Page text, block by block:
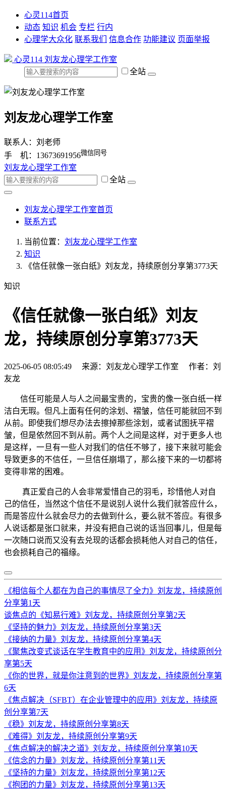
心灵114首页
动态 知识 机会 专栏 行内
心理学大众化 联系我们 信息合作 功能建议 页面举报
心灵114 刘友龙心理学工作室
全站
刘友龙心理学工作室
联系人：刘老师
手 机：13673691956微信同号
刘友龙心理学工作室
全站
刘友龙心理学工作室首页
联系方式
当前位置： 刘友龙心理学工作室
知识
《信任就像一张白纸》刘友龙，持续原创分享第3773天
知识
《信任就像一张白纸》刘友
龙，持续原创分享第3773天
2025-06-05 08:05:49 来源：刘友龙心理学工作室 作者：刘
友龙
信任可能是人与人之间最宝贵的，宝贵的像一张白纸一样
洁白无瑕。但凡上面有任何的涂划、褶皱，信任可能就回不到
从前。即使我们想尽办法去擦掉那些涂划，或者试图抚平褶
皱，但是依然回不到从前。两个人之间是这样，对于更多人也
是这样，一旦有一些人对我们的信任不够了，接下来就可能会
导致更多的不信任，一旦信任崩塌了，那么接下来的一切都将
变得非常的困难。
真正爱自己的人会非常爱惜自己的羽毛，珍惜他人对自
己的信任，当然这个信任不是说别人说什么我们就答应什么，
而是答应什么就会尽力的去做到什么，要么就不答应。有很多
人说话都是张口就来，并没有把自己说的话当回事儿，但是每
一次随口说而又没有去兑现的话都会损耗他人对自己的信任，
也会损耗自己的福缘。
《相信每个人都在为自己的事情尽了全力》刘友龙，持续原创
分享第1天
谈焦点的《知易行难》刘友龙，持续原创分享第2天
《坚持的魅力》刘友龙，持续原创分享第3天
《接纳的力量》刘友龙，持续原创分享第4天
《聚焦改变式谈话在学生教育中的应用》刘友龙，持续原创分
享第5天
《你的世界，就是你注意到的世界》刘友龙，持续原创分享第
6天
《焦点解决（SFBT）在企业管理中的应用》刘友龙，持续原
创分享第7天
《稳》刘友龙，持续原创分享第8天
《难得》刘友龙，持续原创分享第9天
《焦点解决的解决之道》刘友龙，持续原创分享第10天
《信念的力量》刘友龙，持续原创分享第11天
《坚持的力量》刘友龙，持续原创分享第12天
《抱团的力量》刘友龙，持续原创分享第13天